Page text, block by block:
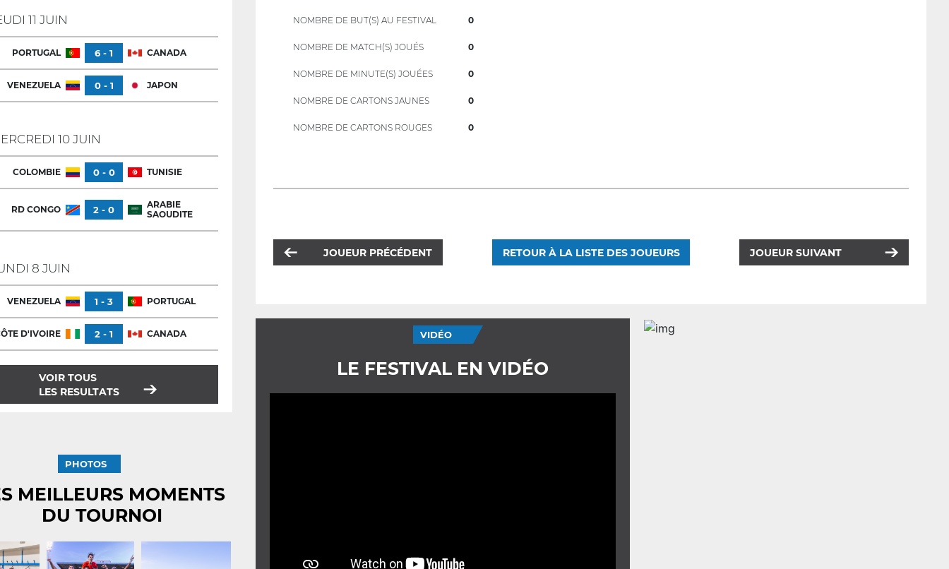
11 JUIN
PORTUGAL 6 - 1 CANADA
VENEZUELA 0 - 1 JAPON
10 JUIN
COLOMBIE 0 - 0 TUNISIE
RD CONGO 2 - 0
ARABIE
SAOUDITE
8 JUIN
VENEZUELA 1 - 3 PORTUGAL
D'IVOIRE 2 - 1 CANADA
VOIR TOUS
LES RESULTATS
PHOTOS
MEILLEURS MOMENTS
DU TOURNOI
NOMBRE DE BUT(S) AU FESTIVAL 0
NOMBRE DE MATCH(S) JOUÉS 0
NOMBRE DE MINUTE(S) JOUÉES 0
NOMBRE DE CARTONS JAUNES 0
NOMBRE DE CARTONS ROUGES 0
JOUEUR PRÉCÉDENT RETOUR À LA LISTE DES JOUEURS JOUEUR SUIVANT
VIDÉO
LE FESTIVAL EN VIDÉO